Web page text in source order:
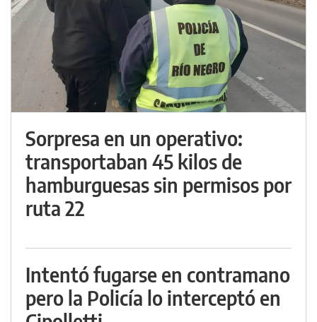
Sorpresa en un operativo:
transportaban 45 kilos de
hamburguesas sin permisos por
ruta 22
Intentó fugarse en contramano
pero la Policía lo interceptó en